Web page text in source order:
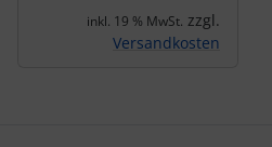
inkl. 19 % MwSt. zzgl.
Versandkosten